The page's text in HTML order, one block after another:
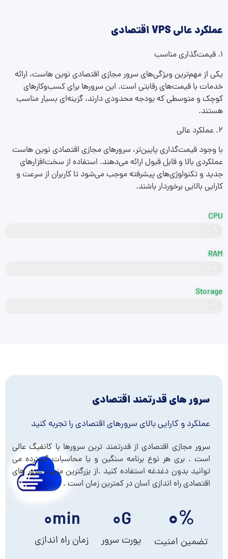
عملکرد عالی VPS اقتصادی
۱. قیمت‌گذاری مناسب
یکی از مهم‌ترین ویژگی‌های سرور مجازی اقتصادی نوین هاست، ارائه
خدمات با قیمت‌های رقابتی است. این سرورها برای کسب‌وکارهای
کوچک و متوسطی که بودجه محدودی دارند، گزینه‌ای بسیار مناسب
هستند.
۲. عملکرد عالی
با وجود قیمت‌گذاری پایین‌تر، سرورهای مجازی اقتصادی نوین هاست
عملکردی بالا و قابل قبول ارائه می‌دهند. استفاده از سخت‌افزارهای
جدید و تکنولوژی‌های پیشرفته موجب می‌شود تا کاربران از سرعت و
کارایی بالایی برخوردار باشند.
CPU
RAM
Storage
سرور های قدرتمند اقتصادی
عملکرد و کارایی بالای سرورهای اقتصادی را تجربه کنید
سرور مجازی اقتصادی از قدرتمند ترین سرورها با کانفیگ عالی
است . بری هر نوع برنامه سنگین و یا محاسبات گسترده می
توانید بدون دغدغه استفاده کنید .از بزرگترین مزیت سرور های
اقتصادی راه اندازی آسان در کمترین زمان است .
تضمین امنیت
%۰
پورت سرور
G۰
زمان راه اندازی
min۰